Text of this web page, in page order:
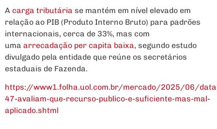
A carga tributária se mantém em nível elevado em
relação ao PIB (Produto Interno Bruto) para padrões
internacionais, cerca de 33%, mas com
uma arrecadação per capita baixa, segundo estudo
divulgado pela entidade que reúne os secretários
estaduais de Fazenda.
https://www1.folha.uol.com.br/mercado/2025/06/
47-avaliam-que-recurso-publico-e-suficiente-mas-mal-
aplicado.shtml